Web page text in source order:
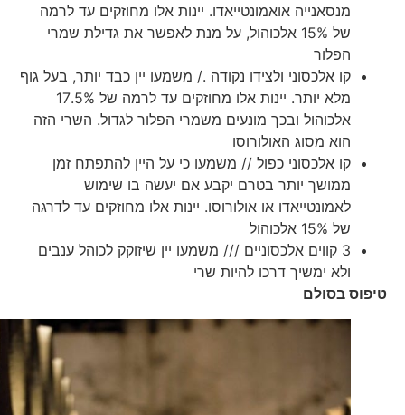
מנסאנייה אואמונטייאדו. יינות אלו מחוזקים עד לרמה
של 15% אלכוהול, על מנת לאפשר את גדילת שמרי
הפלור
קו אלכסוני ולצידו נקודה ./ משמעו יין כבד יותר, בעל גוף
מלא יותר. יינות אלו מחוזקים עד לרמה של 17.5%
אלכוהול ובכך מונעים משמרי הפלור לגדול. השרי הזה
הוא מסוג האולורוסו
קו אלכסוני כפול // משמעו כי על היין להתפתח זמן
ממושך יותר בטרם יקבע אם יעשה בו שימוש
לאמונטייאדו או אולורוסו. יינות אלו מחוזקים עד לדרגה
של 15% אלכוהול
3 קווים אלכסוניים /// משמעו יין שיזוקק לכוהל ענבים
ולא ימשיך דרכו להיות שרי
טיפוס בסולם